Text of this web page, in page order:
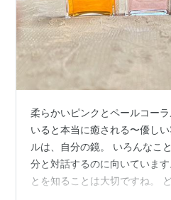
柔らかいピンクとペールコー
いると本当に癒される〜優し
ルは、自分の鏡。 いろんなこ
分と対話するのに向いていま
とを知ることは大切ですね。